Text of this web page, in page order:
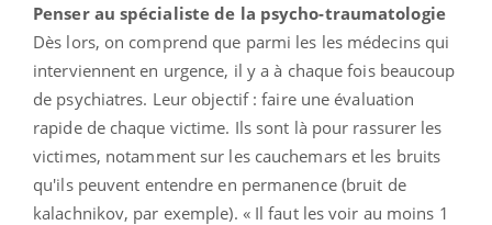
Penser au spécialiste de la psycho-traumatologie
Dès lors, on comprend que parmi les les médecins qui
interviennent en urgence, il y a à chaque fois beaucoup
de psychiatres. Leur objectif : faire une évaluation
rapide de chaque victime. Ils sont là pour rassurer les
victimes, notamment sur les cauchemars et les bruits
qu'ils peuvent entendre en permanence (bruit de
kalachnikov, par exemple). « Il faut les voir au moins 1